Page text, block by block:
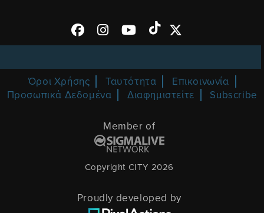
Όροι Χρήσης Ταυτότητα
Επικοινωνία
Προσωπικά Δεδομένα
Διαφημιστείτε Subscribe
Member of
Copyright CITY 2026
Proudly developed by